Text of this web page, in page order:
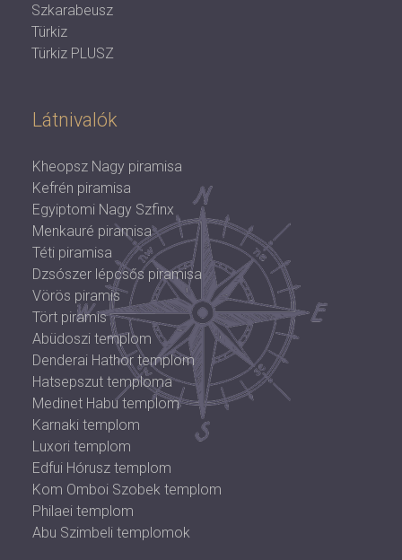
Szkarabeusz
Türkiz
Türkiz PLUSZ
Látnivalók
Kheopsz Nagy piramisa
Kefrén piramisa
Egyiptomi Nagy Szfinx
Menkauré piramisa
Téti piramisa
Dzsószer lépcsős piramisa
Vörös piramis
Tört piramis
Abüdoszi templom
Denderai Hathor templom
Hatsepszut temploma
Medinet Habu templom
Karnaki templom
Luxori templom
Edfui Hórusz templom
Kom Omboi Szobek templom
Philaei templom
Abu Szimbeli templomok